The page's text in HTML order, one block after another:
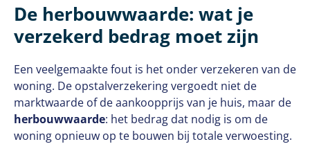
De herbouwwaarde: wat je
verzekerd bedrag moet zijn
Een veelgemaakte fout is het onder verzekeren van de
woning. De opstalverzekering vergoedt niet de
marktwaarde of de aankoopprijs van je huis, maar de
herbouwwaarde: het bedrag dat nodig is om de
woning opnieuw op te bouwen bij totale verwoesting.